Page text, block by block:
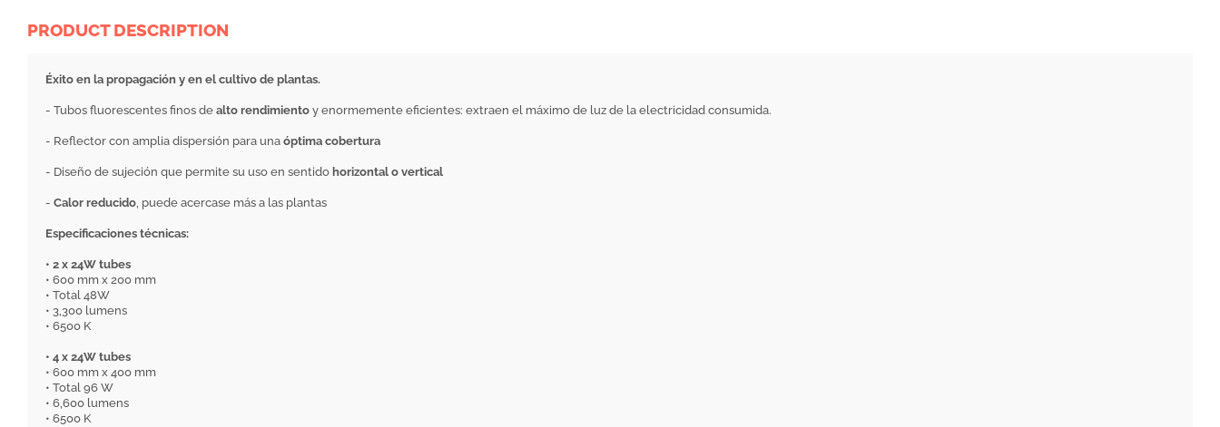
PRODUCT DESCRIPTION
Éxito en la propagación y en el cultivo de plantas.
- Tubos fluorescentes finos de alto rendimiento y enormemente eficientes: extraen el máximo de luz de la electricidad consumida.
- Reflector con amplia dispersión para una óptima cobertura
- Diseño de sujeción que permite su uso en sentido horizontal o vertical
- Calor reducido, puede acercase más a las plantas
Especificaciones técnicas:
• 2 x 24W tubes
• 600 mm x 200 mm
• Total 48W
• 3,300 lumens
• 6500 K
• 4 x 24W tubes
• 600 mm x 400 mm
• Total 96 W
• 6,600 lumens
• 6500 K